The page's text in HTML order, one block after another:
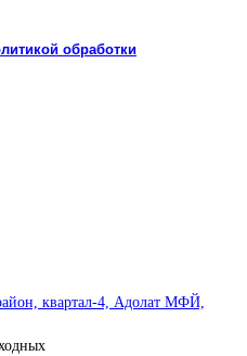
обработки
квартал-4, Адолат МФЙ,